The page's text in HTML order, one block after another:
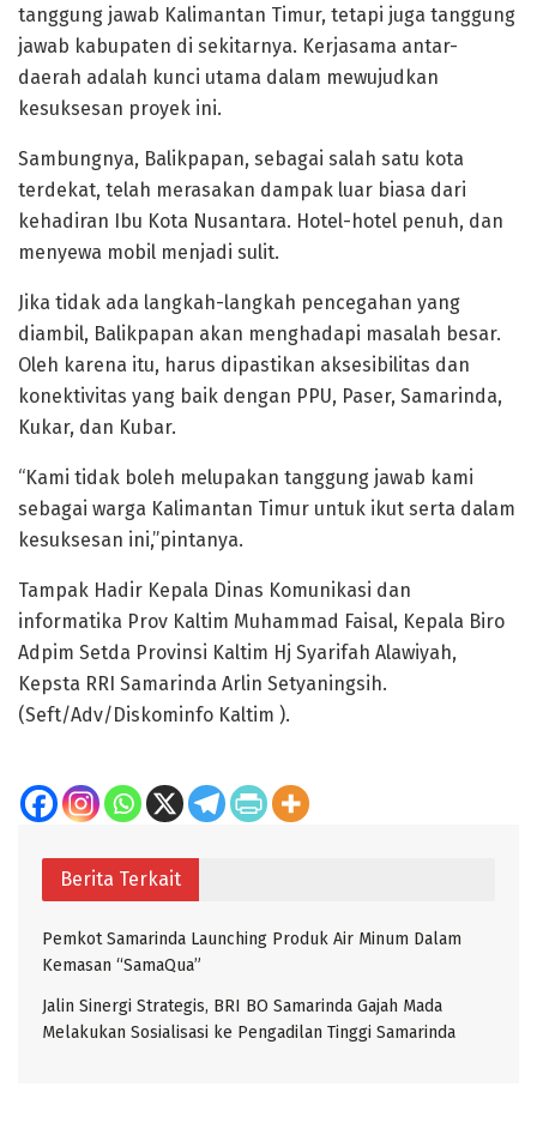
tanggung jawab Kalimantan Timur, tetapi juga tanggung
jawab kabupaten di sekitarnya. Kerjasama antar-
daerah adalah kunci utama dalam mewujudkan
kesuksesan proyek ini.
Sambungnya, Balikpapan, sebagai salah satu kota
terdekat, telah merasakan dampak luar biasa dari
kehadiran Ibu Kota Nusantara. Hotel-hotel penuh, dan
menyewa mobil menjadi sulit.
Jika tidak ada langkah-langkah pencegahan yang
diambil, Balikpapan akan menghadapi masalah besar.
Oleh karena itu, harus dipastikan aksesibilitas dan
konektivitas yang baik dengan PPU, Paser, Samarinda,
Kukar, dan Kubar.
“Kami tidak boleh melupakan tanggung jawab kami
sebagai warga Kalimantan Timur untuk ikut serta dalam
kesuksesan ini,”pintanya.
Tampak Hadir Kepala Dinas Komunikasi dan
informatika Prov Kaltim Muhammad Faisal, Kepala Biro
Adpim Setda Provinsi Kaltim Hj Syarifah Alawiyah,
Kepsta RRI Samarinda Arlin Setyaningsih.
(Seft/Adv/Diskominfo Kaltim ).
Berita Terkait
Pemkot Samarinda Launching Produk Air Minum Dalam
Kemasan “SamaQua”
Jalin Sinergi Strategis, BRI BO Samarinda Gajah Mada
Melakukan Sosialisasi ke Pengadilan Tinggi Samarinda